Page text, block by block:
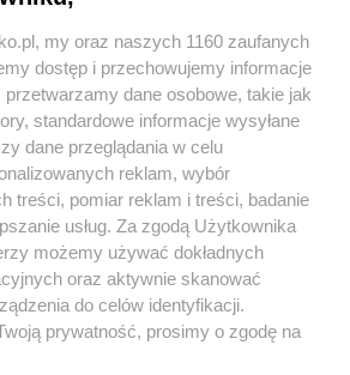
Pokaż więcej
Archiwum artykułów
my oraz naszych 1160 zaufanych
dostęp i przechowujemy informacje
przetwarzamy dane osobowe, takie jak
standardowe informacje wysyłane
dane przeglądania w celu
reklam, wybór
treści, pomiar reklam i treści, badanie
usług. Za zgodą Użytkownika
możemy używać dokładnych
oraz aktywnie skanować
do celów identyfikacji.
prywatność, prosimy o zgodę na